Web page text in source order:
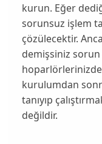
kurun. Eğer
sorunsuz işlem
çözülecektir.
demişsiniz sorun
kurulumdan
tanıyıp
değildir.